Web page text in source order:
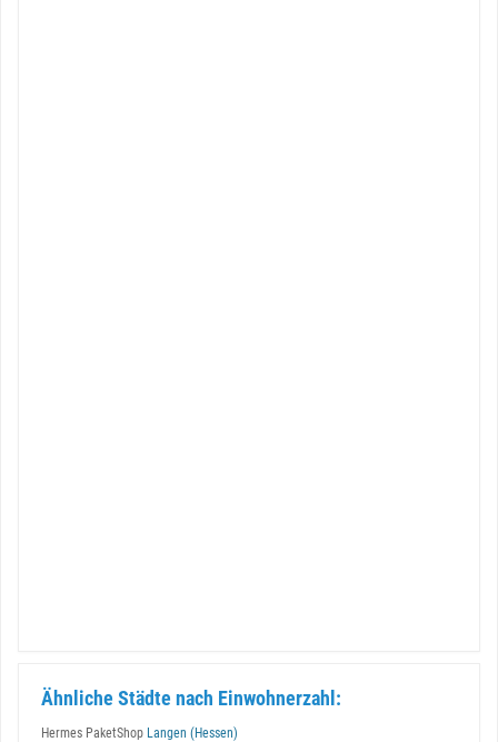
Ähnliche Städte nach Einwohnerzahl:
Hermes PaketShop Langen (Hessen)